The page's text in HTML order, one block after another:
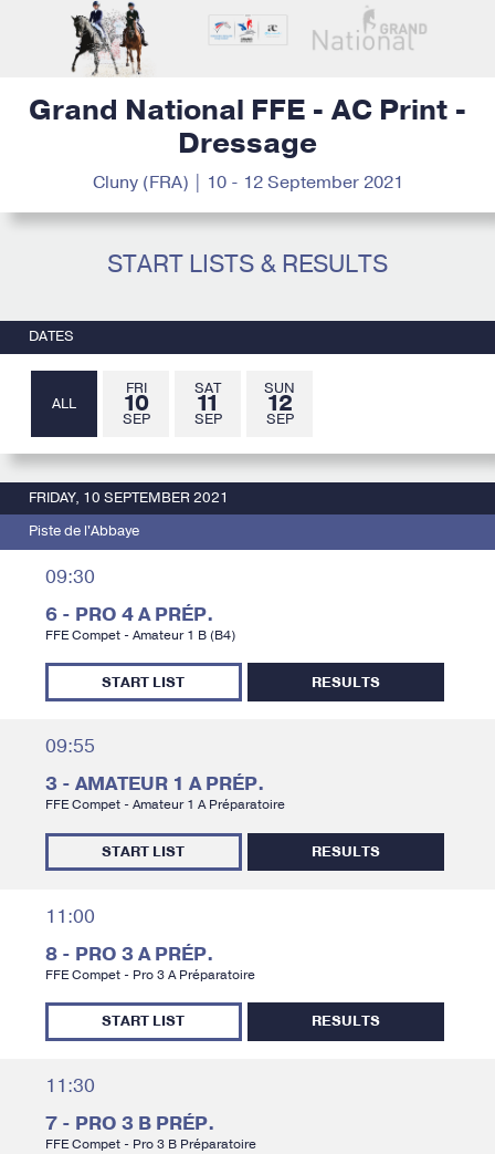
Grand National FFE - AC Print -
Dressage
Cluny (FRA) | 10 - 12 September 2021
START LISTS & RESULTS
DATES
ALL
FRI
10
SEP
SAT
11
SEP
SUN
12
SEP
FRIDAY, 10 SEPTEMBER 2021
Piste de l'Abbaye
09:30
6 - PRO 4 A PRÉP.
FFE Compet - Amateur 1 B (B4)
START LIST RESULTS
09:55
3 - AMATEUR 1 A PRÉP.
FFE Compet - Amateur 1 A Préparatoire
START LIST RESULTS
11:00
8 - PRO 3 A PRÉP.
FFE Compet - Pro 3 A Préparatoire
START LIST RESULTS
11:30
7 - PRO 3 B PRÉP.
FFE Compet - Pro 3 B Préparatoire